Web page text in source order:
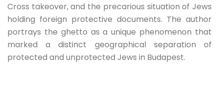
Cross takeover, and the precarious situation of Jews
holding foreign protective documents. The author
portrays the ghetto as a unique phenomenon that
marked a distinct geographical separation of
protected and unprotected Jews in Budapest.